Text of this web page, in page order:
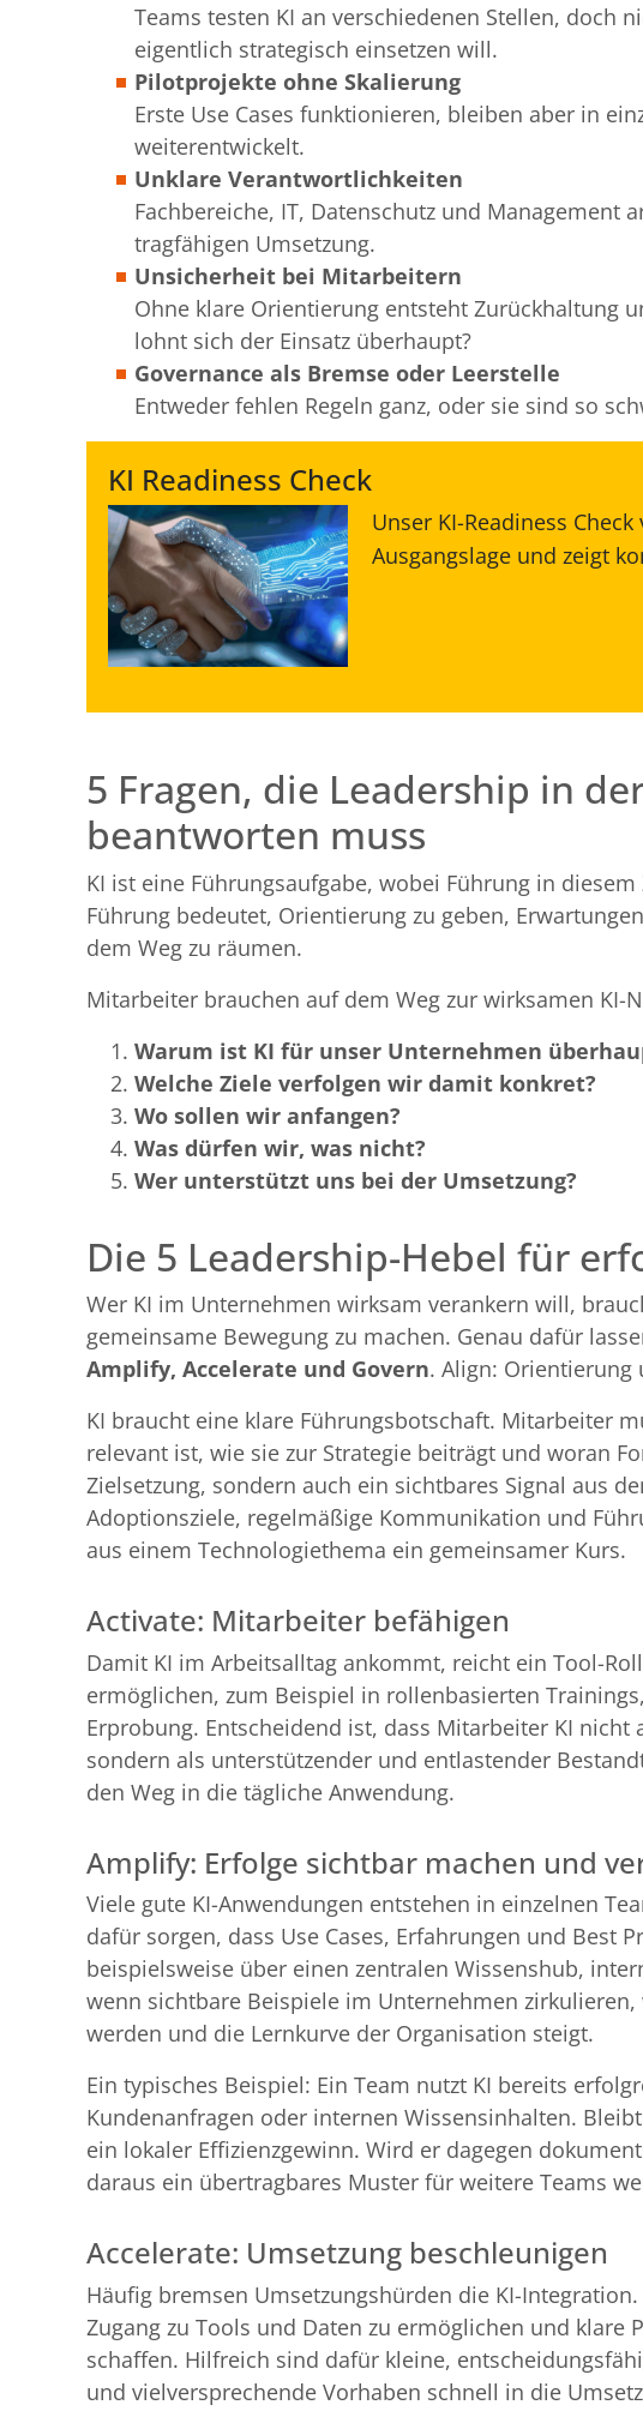
Teams testen KI an verschiedenen Stellen, doch
eigentlich strategisch einsetzen will.
Pilotprojekte ohne Skalierung
Erste Use Cases funktionieren, bleiben aber in
weiterentwickelt.
Unklare Verantwortlichkeiten
Fachbereiche, IT, Datenschutz und
tragfähigen Umsetzung.
Unsicherheit bei Mitarbeitern
Ohne klare Orientierung entsteht Zurückhaltung
lohnt sich der Einsatz überhaupt?
Governance als Bremse oder Leerstelle
Entweder fehlen Regeln ganz, oder sie sind so
KI Readiness Check
Unser KI-Readiness
Ausgangslage und zeigt
5 Fragen, die Leadership in
beantworten muss
KI ist eine Führungsaufgabe, wobei Führung in
Führung bedeutet, Orientierung zu geben,
dem Weg zu räumen.
Mitarbeiter brauchen auf dem Weg zur wirksamen
Warum ist KI für unser Unternehmen
Welche Ziele verfolgen wir damit konkret?
Wo sollen wir anfangen?
Was dürfen wir, was nicht?
Wer unterstützt uns bei der Umsetzung?
Die 5 Leadership-Hebel für
Wer KI im Unternehmen wirksam verankern will,
gemeinsame Bewegung zu machen. Genau dafür
Amplify, Accelerate und Govern. Align: Orientierung
KI braucht eine klare Führungsbotschaft. Mitarbeiter
relevant ist, wie sie zur Strategie beiträgt und woran
Zielsetzung, sondern auch ein sichtbares Signal aus
Adoptionsziele, regelmäßige Kommunikation und
aus einem Technologiethema ein gemeinsamer Kurs.
Activate: Mitarbeiter befähigen
Damit KI im Arbeitsalltag ankommt, reicht ein Tool-
ermöglichen, zum Beispiel in rollenbasierten
Erprobung. Entscheidend ist, dass Mitarbeiter KI
sondern als unterstützender und entlastender
den Weg in die tägliche Anwendung.
Amplify: Erfolge sichtbar machen und
Viele gute KI-Anwendungen entstehen in einzelnen
dafür sorgen, dass Use Cases, Erfahrungen und Best
beispielsweise über einen zentralen Wissenshub,
wenn sichtbare Beispiele im Unternehmen
werden und die Lernkurve der Organisation steigt.
Ein typisches Beispiel: Ein Team nutzt KI bereits
Kundenanfragen oder internen Wissensinhalten.
ein lokaler Effizienzgewinn. Wird er dagegen
daraus ein übertragbares Muster für weitere Teams
Accelerate: Umsetzung beschleunigen
Häufig bremsen Umsetzungshürden die KI-
Zugang zu Tools und Daten zu ermöglichen und klare
schaffen. Hilfreich sind dafür kleine,
und vielversprechende Vorhaben schnell in die